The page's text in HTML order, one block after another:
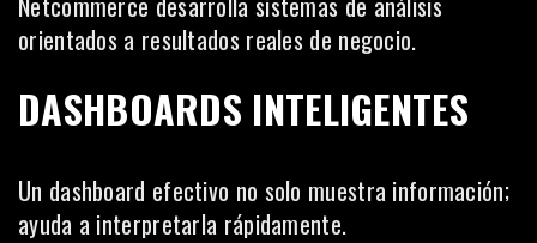
orientados a resultados reales de negocio.
DASHBOARDS INTELIGENTES
Un dashboard efectivo no solo muestra información;
ayuda a interpretarla rápidamente.